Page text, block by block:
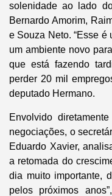
solenidade ao lado
Bernardo Amorim,
e Souza Neto. “Esse
um ambiente novo
que está fazendo
perder 20 mil
deputado Hermano.
Envolvido
negociações, o
Eduardo Xavier,
a retomada do
dia muito importante,
pelos próximos